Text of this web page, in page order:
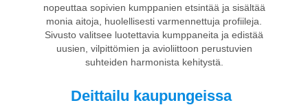
nopeuttaa sopivien kumppanien etsintää ja sisältää
monia aitoja, huolellisesti varmennettuja profiileja.
Sivusto valitsee luotettavia kumppaneita ja edistää
uusien, vilpittömien ja avioliittoon perustuvien
suhteiden harmonista kehitystä.
Deittailu kaupungeissa